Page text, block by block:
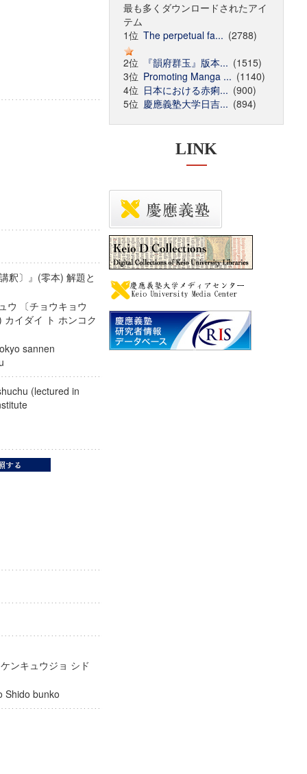
釈〕』(零本) 解題と
ウ 〔チョウキョウ
イダイ ト ホンコク
sannen
(lectured in
ンキュウジョ シド
Shido bunko
最も多くダウンロードされたアイ
テム
1位 The perpetual fa... (2788)
2位
『韻府群玉』版本... (1515)
3位 Promoting Manga ... (1140)
4位 日本における赤痢... (900)
5位 慶應義塾大学日吉... (894)
LINK